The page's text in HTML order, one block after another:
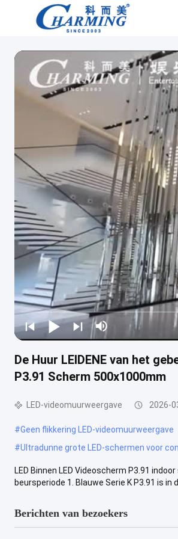
De Huur LEIDENE van het
P3.91 Scherm 500x1000mm
LED-videomuurweergave 2026-
#Geen flikkering LED-videomuurweergave
#Ultradunne grote LED-schermen voor
LED Binnen LED Videoscherm P3.91
beursperiode 1. Blauwe Serie K P3.91 is in
Berichten van bezoekers